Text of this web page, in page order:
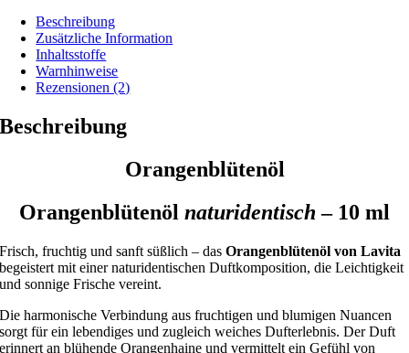
Beschreibung
Zusätzliche Information
Inhaltsstoffe
Warnhinweise
Rezensionen (2)
Beschreibung
Orangenblütenöl
Orangenblütenöl naturidentisch – 10 ml
Frisch, fruchtig und sanft süßlich – dasOrangenblütenöl von Lavita
begeistert mit einer naturidentischen Duftkomposition, die Leichtigkeit
und sonnige Frische vereint.
Die harmonische Verbindung aus fruchtigen und blumigen Nuancen
sorgt für ein lebendiges und zugleich weiches Dufterlebnis. Der Duft
erinnert an blühende Orangenhaine und vermittelt ein Gefühl von